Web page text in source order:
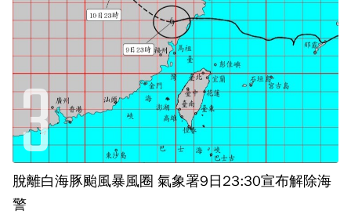
脫離白海豚颱風暴風圈 氣象署9日23:30宣布解除海
警